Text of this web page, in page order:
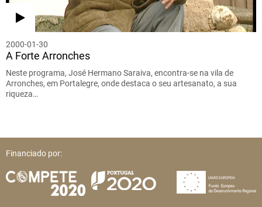
2000-01-30
A Forte Arronches
Neste programa, José Hermano Saraiva, encontra-se na vila de
Arronches, em Portalegre, onde destaca o seu artesanato, a sua
riqueza…
Financiado por: